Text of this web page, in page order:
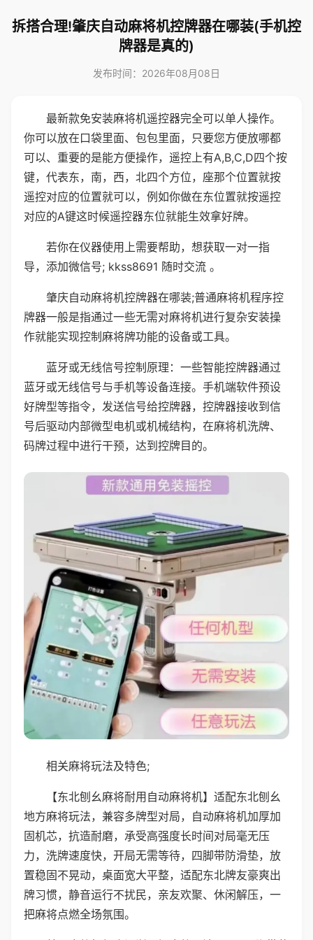
拆搭合理!肇庆自动麻将机控牌器在哪装(手机控
牌器是真的)
发布时间：2026年08月08日
最新款免安装麻将机遥控器完全可以单人操作。
你可以放在口袋里面、包包里面，只要您方便放哪都
可以、重要的是能方便操作，遥控上有A,B,C,D四个按
键，代表东，南，西，北四个方位，座那个位置就按
遥控对应的位置就可以，例如你做在东位置就按遥控
对应的A键这时候遥控器东位就能生效拿好牌。
若你在仪器使用上需要帮助，想获取一对一指
导，添加微信号; kkss8691 随时交流 。
肇庆自动麻将机控牌器在哪装;普通麻将机程序控
牌器一般是指通过一些无需对麻将机进行复杂安装操
作就能实现控制麻将牌功能的设备或工具。
蓝牙或无线信号控制原理：一些智能控牌器通过
蓝牙或无线信号与手机等设备连接。手机端软件预设
好牌型等指令，发送信号给控牌器，控牌器接收到信
号后驱动内部微型电机或机械结构，在麻将机洗牌、
码牌过程中进行干预，达到控牌目的。
相关麻将玩法及特色;
【东北刨幺麻将耐用自动麻将机】适配东北刨幺
地方麻将玩法，兼容多牌型对局，自动麻将机加厚加
固机芯，抗造耐磨，承受高强度长时间对局毫无压
力，洗牌速度快，开局无需等待，四脚带防滑垫，放
置稳固不晃动，桌面宽大平整，适配东北牌友豪爽出
牌习惯，静音运行不扰民，亲友欢聚、休闲解压，一
把麻将点燃全场氛围。